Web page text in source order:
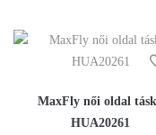
MaxFly női oldal
HUA20261